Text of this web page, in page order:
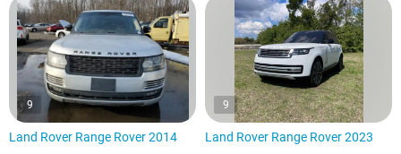
9
Land Rover Range Rover 2014
9
Land Rover Range Rover 2023